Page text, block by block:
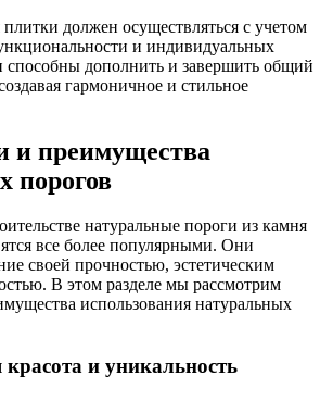
должен осуществляться с учетом
и индивидуальных
дополнить и завершить общий
гармоничное и стильное
и преимущества
порогов
натуральные пороги из камня
все более популярными. Они
своей прочностью, эстетическим
В этом разделе мы рассмотрим
использования натуральных
красота и уникальность